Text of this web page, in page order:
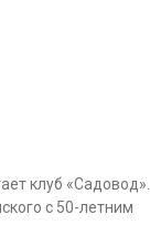
клуб «Садовод».
с 50-летним